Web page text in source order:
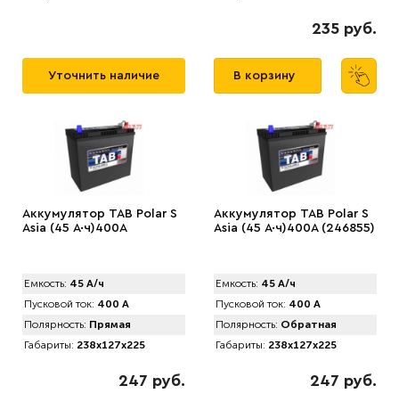
Уточнить наличие
235 руб.
В корзину
Аккумулятор TAB Polar S
Asia (45 А·ч)400А
Емкость: 45 А/ч
Пусковой ток: 400 А
Полярность: Прямая
Габариты: 238x127x225
247 руб.
Аккумулятор TAB Polar S
Asia (45 А·ч)400А (246855)
Емкость: 45 А/ч
Пусковой ток: 400 А
Полярность: Обратная
Габариты: 238x127x225
247 руб.